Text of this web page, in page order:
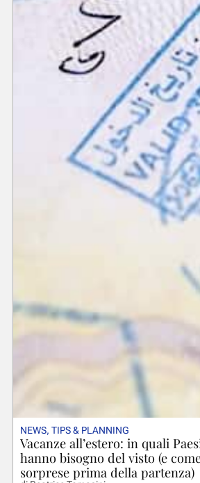
NEWS, TIPS & PLANNING
Vacanze all’estero: in quali
hanno bisogno del visto (e
sorprese prima della partenza)